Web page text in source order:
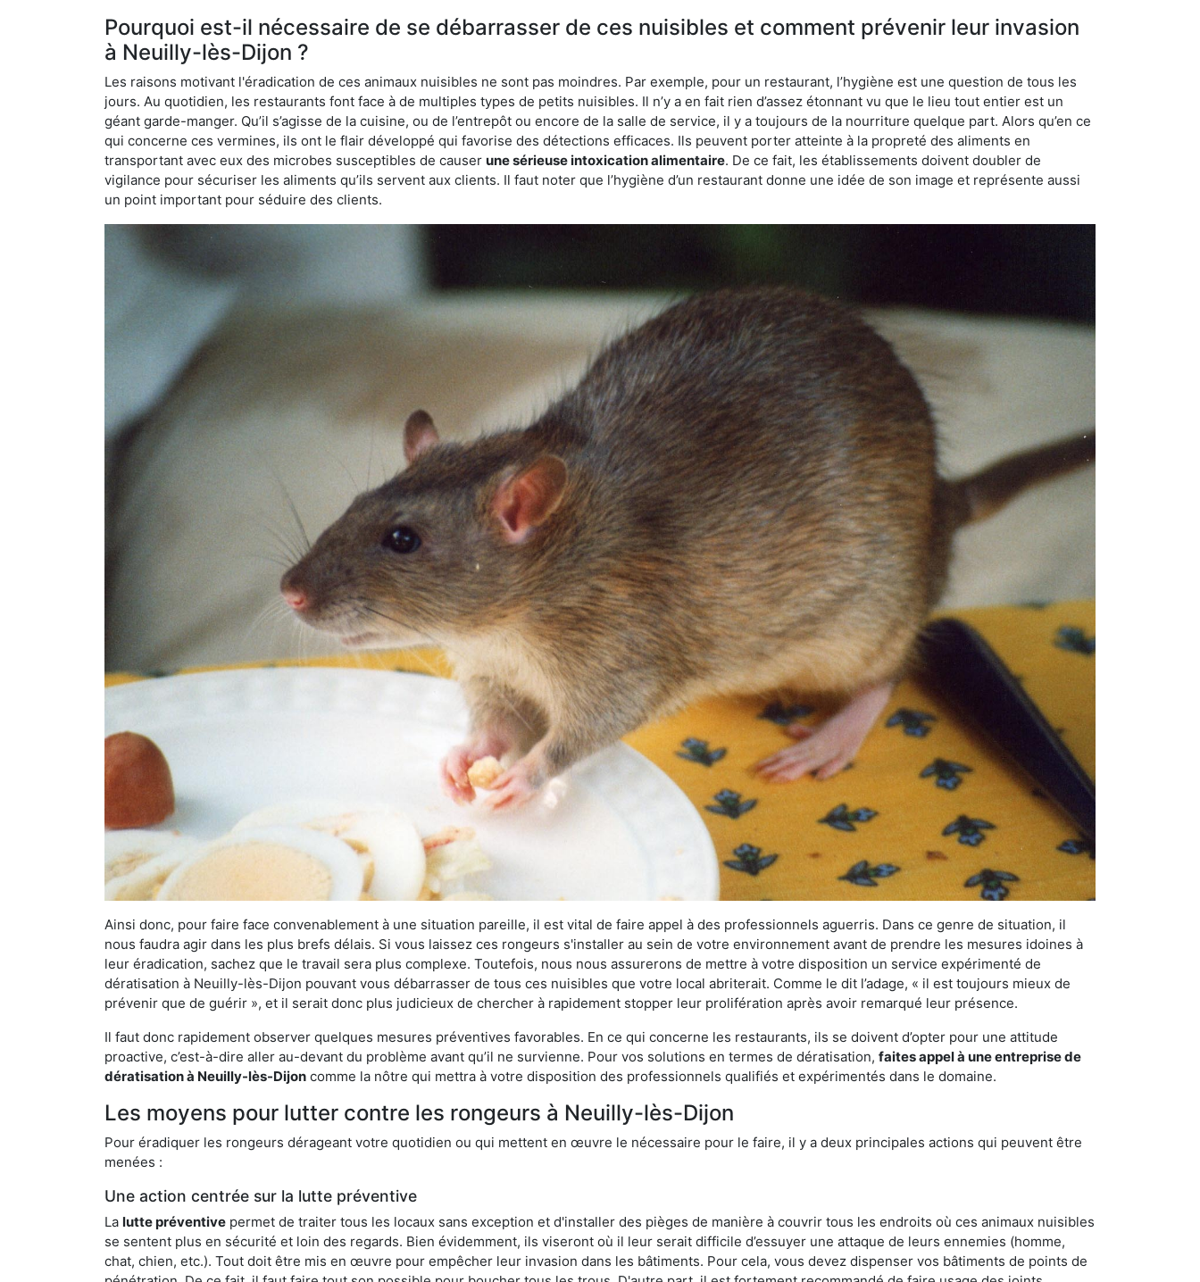
Pourquoi est-il nécessaire de se débarrasser de ces nuisibles et comment prévenir leur invasion
à Neuilly-lès-Dijon ?
Les raisons motivant l'éradication de ces animaux nuisibles ne sont pas moindres. Par exemple, pour un restaurant, l’hygiène est une question de tous les
jours. Au quotidien, les restaurants font face à de multiples types de petits nuisibles. Il n’y a en fait rien d’assez étonnant vu que le lieu tout entier est un
géant garde-manger. Qu’il s’agisse de la cuisine, ou de l’entrepôt ou encore de la salle de service, il y a toujours de la nourriture quelque part. Alors qu’en ce
qui concerne ces vermines, ils ont le flair développé qui favorise des détections efficaces. Ils peuvent porter atteinte à la propreté des aliments en
transportant avec eux des microbes susceptibles de causer une sérieuse intoxication alimentaire. De ce fait, les établissements doivent doubler de
vigilance pour sécuriser les aliments qu’ils servent aux clients. Il faut noter que l’hygiène d’un restaurant donne une idée de son image et représente aussi
un point important pour séduire des clients.
Ainsi donc, pour faire face convenablement à une situation pareille, il est vital de faire appel à des professionnels aguerris. Dans ce genre de situation, il
nous faudra agir dans les plus brefs délais. Si vous laissez ces rongeurs s'installer au sein de votre environnement avant de prendre les mesures idoines à
leur éradication, sachez que le travail sera plus complexe. Toutefois, nous nous assurerons de mettre à votre disposition un service expérimenté de
dératisation à Neuilly-lès-Dijon pouvant vous débarrasser de tous ces nuisibles que votre local abriterait. Comme le dit l’adage, « il est toujours mieux de
prévenir que de guérir », et il serait donc plus judicieux de chercher à rapidement stopper leur prolifération après avoir remarqué leur présence.
Il faut donc rapidement observer quelques mesures préventives favorables. En ce qui concerne les restaurants, ils se doivent d’opter pour une attitude
proactive, c’est-à-dire aller au-devant du problème avant qu’il ne survienne. Pour vos solutions en termes de dératisation, faites appel à une entreprise de
dératisation à Neuilly-lès-Dijon comme la nôtre qui mettra à votre disposition des professionnels qualifiés et expérimentés dans le domaine.
Les moyens pour lutter contre les rongeurs à Neuilly-lès-Dijon
Pour éradiquer les rongeurs dérageant votre quotidien ou qui mettent en œuvre le nécessaire pour le faire, il y a deux principales actions qui peuvent être
menées :
Une action centrée sur la lutte préventive
La lutte préventive permet de traiter tous les locaux sans exception et d'installer des pièges de manière à couvrir tous les endroits où ces animaux nuisibles
se sentent plus en sécurité et loin des regards. Bien évidemment, ils viseront où il leur serait difficile d’essuyer une attaque de leurs ennemies (homme,
chat, chien, etc.). Tout doit être mis en œuvre pour empêcher leur invasion dans les bâtiments. Pour cela, vous devez dispenser vos bâtiments de points de